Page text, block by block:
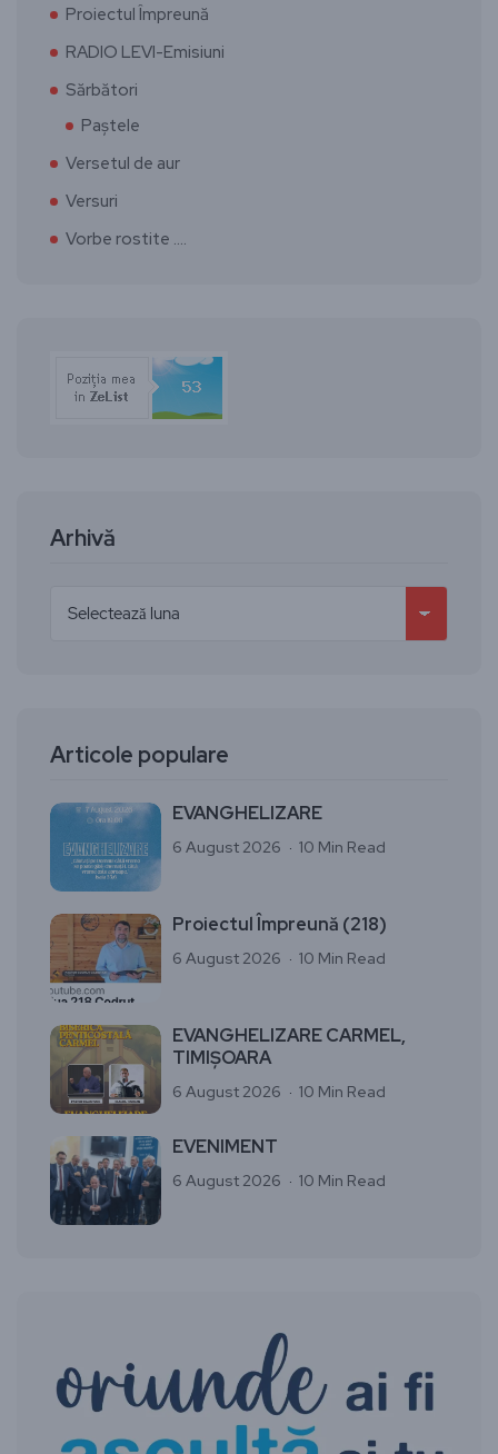
Proiectul Împreună
RADIO LEVI-Emisiuni
Sărbători
Paștele
Versetul de aur
Versuri
Vorbe rostite ….
Arhivă
Articole populare
EVANGHELIZARE
6 August 2026 10 Min Read
Proiectul Împreună (218)
6 August 2026 10 Min Read
EVANGHELIZARE CARMEL,
TIMIȘOARA
6 August 2026 10 Min Read
EVENIMENT
6 August 2026 10 Min Read